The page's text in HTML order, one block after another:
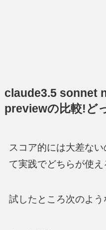
claude3.5 sonnet
previewの比較!ど
スコア的には大差な
て実践でどちらが使え
試したところ次のよう